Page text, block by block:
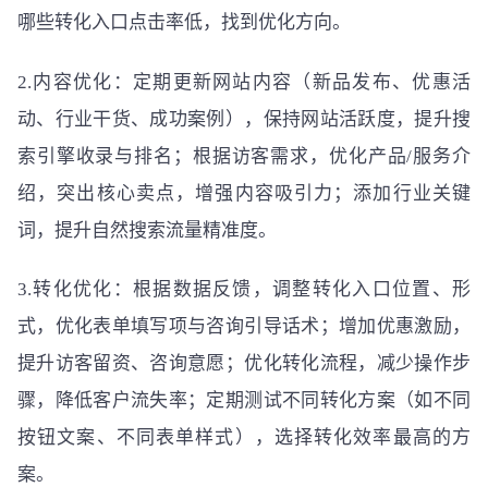
哪些转化入口点击率低，找到优化方向。
2.内容优化：定期更新网站内容（新品发布、优惠活
动、行业干货、成功案例），保持网站活跃度，提升搜
索引擎收录与排名；根据访客需求，优化产品/服务介
绍，突出核心卖点，增强内容吸引力；添加行业关键
词，提升自然搜索流量精准度。
3.转化优化：根据数据反馈，调整转化入口位置、形
式，优化表单填写项与咨询引导话术；增加优惠激励，
提升访客留资、咨询意愿；优化转化流程，减少操作步
骤，降低客户流失率；定期测试不同转化方案（如不同
按钮文案、不同表单样式），选择转化效率最高的方
案。